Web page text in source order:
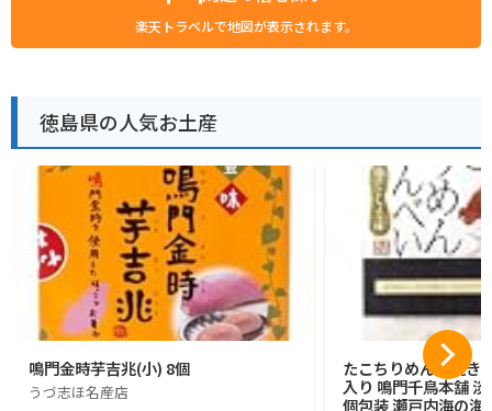
楽天トラベルで地図が表示されます。
徳島県の人気お土産
鳴門金時芋吉兆(小) 8個
うづ志ほ名産店
たこちりめん素焼き
入り 鳴門千鳥本舗
個包装 瀬戸内海の海